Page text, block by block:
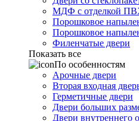
МДФ с отделкой
Порошковое
Порошковое
Филенчатые двери
Показать все
По особенностям
Арочные двери
Вторая входная
Герметичные двери
Двери больших
Двери внутреннего